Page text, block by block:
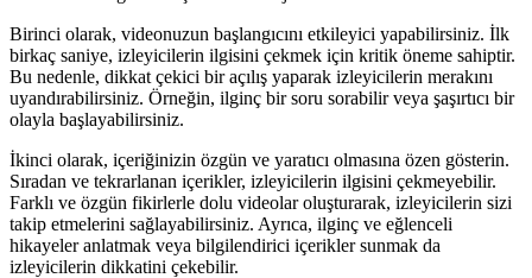
Birinci olarak, videonuzun başlangıcını etkileyici yapabilirsiniz. İlk
birkaç saniye, izleyicilerin ilgisini çekmek için kritik öneme sahiptir.
Bu nedenle, dikkat çekici bir açılış yaparak izleyicilerin merakını
uyandırabilirsiniz. Örneğin, ilginç bir soru sorabilir veya şaşırtıcı bir
olayla başlayabilirsiniz.
İkinci olarak, içeriğinizin özgün ve yaratıcı olmasına özen gösterin.
Sıradan ve tekrarlanan içerikler, izleyicilerin ilgisini çekmeyebilir.
Farklı ve özgün fikirlerle dolu videolar oluşturarak, izleyicilerin sizi
takip etmelerini sağlayabilirsiniz. Ayrıca, ilginç ve eğlenceli
hikayeler anlatmak veya bilgilendirici içerikler sunmak da
izleyicilerin dikkatini çekebilir.